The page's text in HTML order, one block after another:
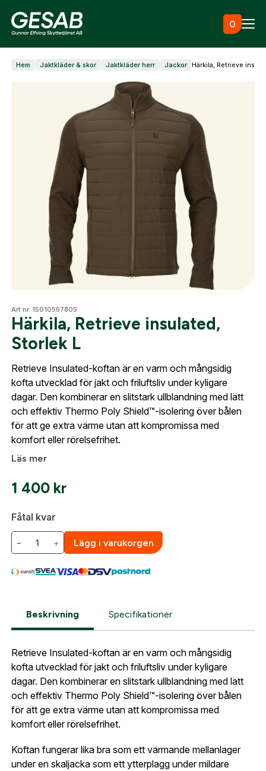
0
Ammunition
Utrustning
Jaktkläder & skor
Måltavlor
Vapen
Optik
Mitt konto
Kontakta oss
Hem Jaktkläder & skor Jaktkläder herr Jackor Härkila, Retrieve
Art nr. 15010567805
Härkila, Retrieve insulated,
Storlek L
Retrieve Insulated-koftan är en varm och mångsidig
kofta utvecklad för jakt och friluftsliv under kyligare
dagar. Den kombinerar en slitstark ullblandning med lätt
och effektiv Thermo Poly Shield™-isolering över bålen
för att ge extra värme utan att kompromissa med
komfort eller rörelsefrihet.
Läs mer
1 400 kr
Fåtal kvar
− + Lägg i varukorgen
Beskrivning Specifikationer
Retrieve Insulated-koftan är en varm och mångsidig
kofta utvecklad för jakt och friluftsliv under kyligare
dagar. Den kombinerar en slitstark ullblandning med lätt
och effektiv Thermo Poly Shield™-isolering över bålen
för att ge extra värme utan att kompromissa med
komfort eller rörelsefrihet.
Koftan fungerar lika bra som ett värmande mellanlager
under en skaljacka som ett ytterplagg under mildare
Logga in
fakturabetalning och tillgång till orderhistorik.
automatiskt enligt dina inställningar.
E-postadress:*
Lösenord: *
Glömt lösenord?
Skapa konto
Fyll i dina företags- eller föreningsuppgifter i
skapat. I vår FAQ hittar du svar på de vanligaste
frågorna gällande Mitt konto.
Företag- eller Föreningsnamn:
Leverans & fakturaadress
Gatuadress:*
Postnummer:*
Fyll i din e-post adress nedan så kontaktar vi dig
så fort den här produkten är tillbaka i vårt
sortiment.
Härkila, Retrieve insulated, Storlek L
E-post adress